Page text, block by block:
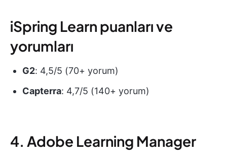
iSpring Learn puanları ve
yorumları
G2: 4,5/5 (70+ yorum)
Capterra: 4,7/5 (140+ yorum)
4. Adobe Learning Manager